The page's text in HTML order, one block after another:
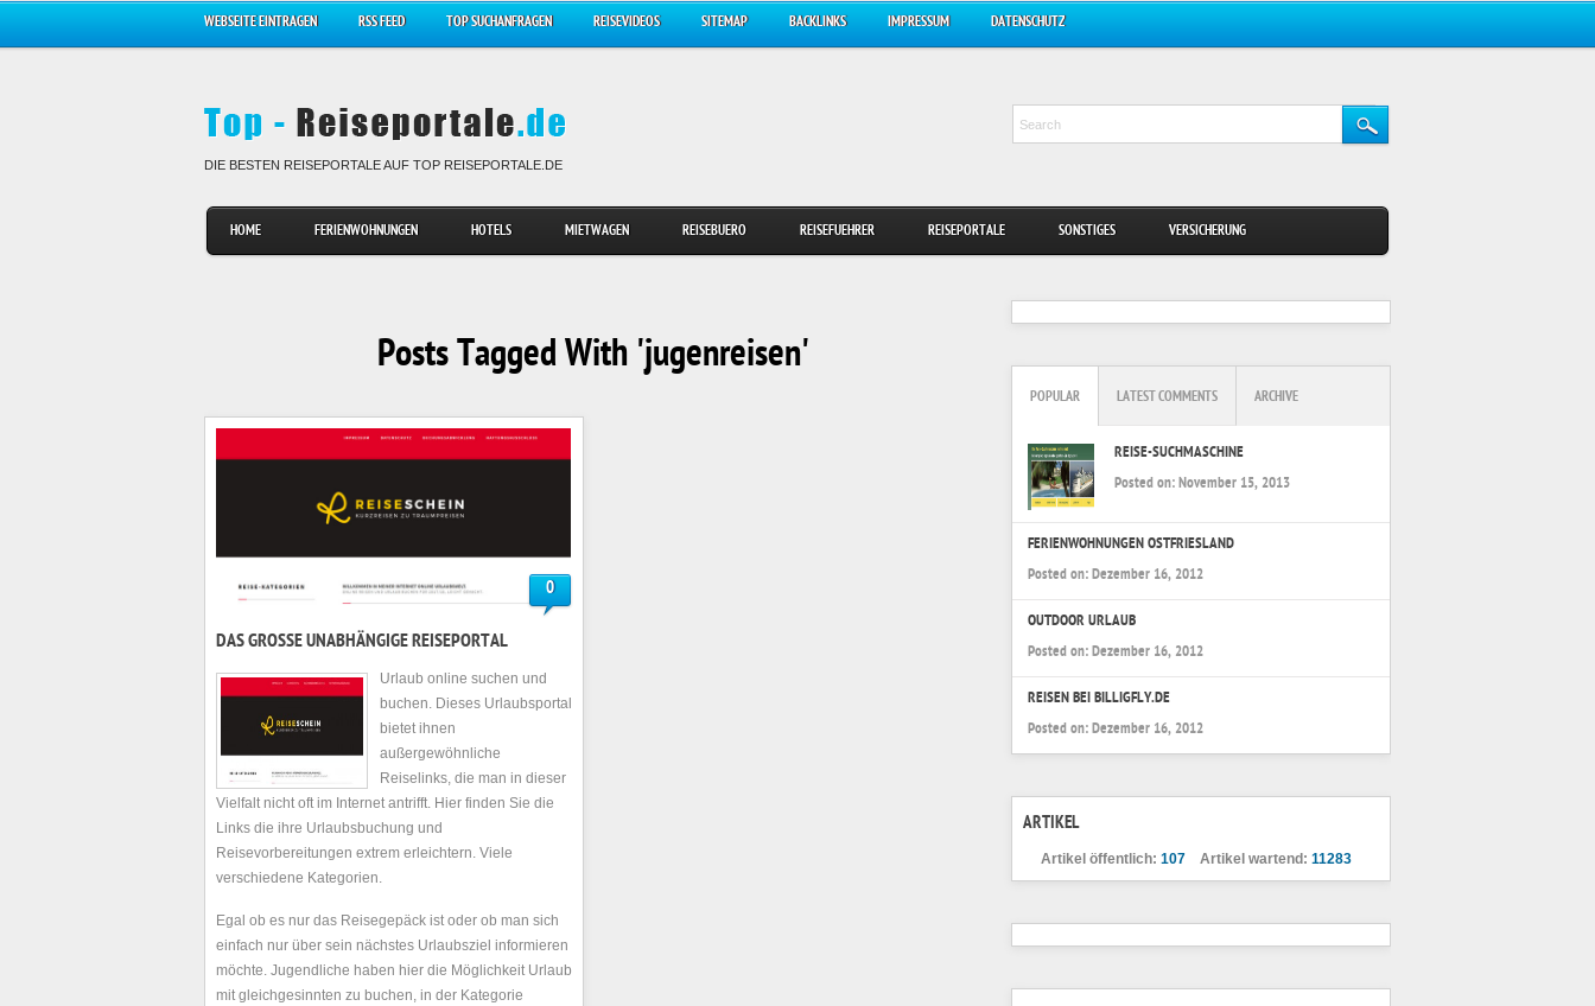
WEBSEITE EINTRAGEN RSS FEED TOP SUCHANFRAGEN REISEVIDEOS SITEMAP BACKLINKS IMPRESSUM DATENSCHUTZ
DIE BESTEN REISEPORTALE AUF TOP REISEPORTALE.DE
HOME FERIENWOHNUNGEN HOTELS MIETWAGEN REISEBUERO REISEFUEHRER REISEPORTALE SONSTIGES VERSICHERUNG
Posts Tagged With 'jugenreisen'
0
DAS GROSSE UNABHÄNGIGE REISEPORTAL
Urlaub online suchen und
buchen. Dieses Urlaubsportal
bietet ihnen
außergewöhnliche
Reiselinks, die man in dieser
Vielfalt nicht oft im Internet antrifft. Hier finden Sie die
Links die ihre Urlaubsbuchung und
Reisevorbereitungen extrem erleichtern. Viele
verschiedene Kategorien.
Egal ob es nur das Reisegepäck ist oder ob man sich
einfach nur über sein nächstes Urlaubsziel informieren
möchte. Jugendliche haben hier die Möglichkeit Urlaub
mit gleichgesinnten zu buchen, in der Kategorie
POPULAR LATEST COMMENTS ARCHIVE
REISE-SUCHMASCHINE
Posted on: November 15, 2013
FERIENWOHNUNGEN OSTFRIESLAND
Posted on: Dezember 16, 2012
OUTDOOR URLAUB
Posted on: Dezember 16, 2012
REISEN BEI BILLIGFLY.DE
Posted on: Dezember 16, 2012
ARTIKEL
Artikel öffentlich: 107Artikel wartend: 11283